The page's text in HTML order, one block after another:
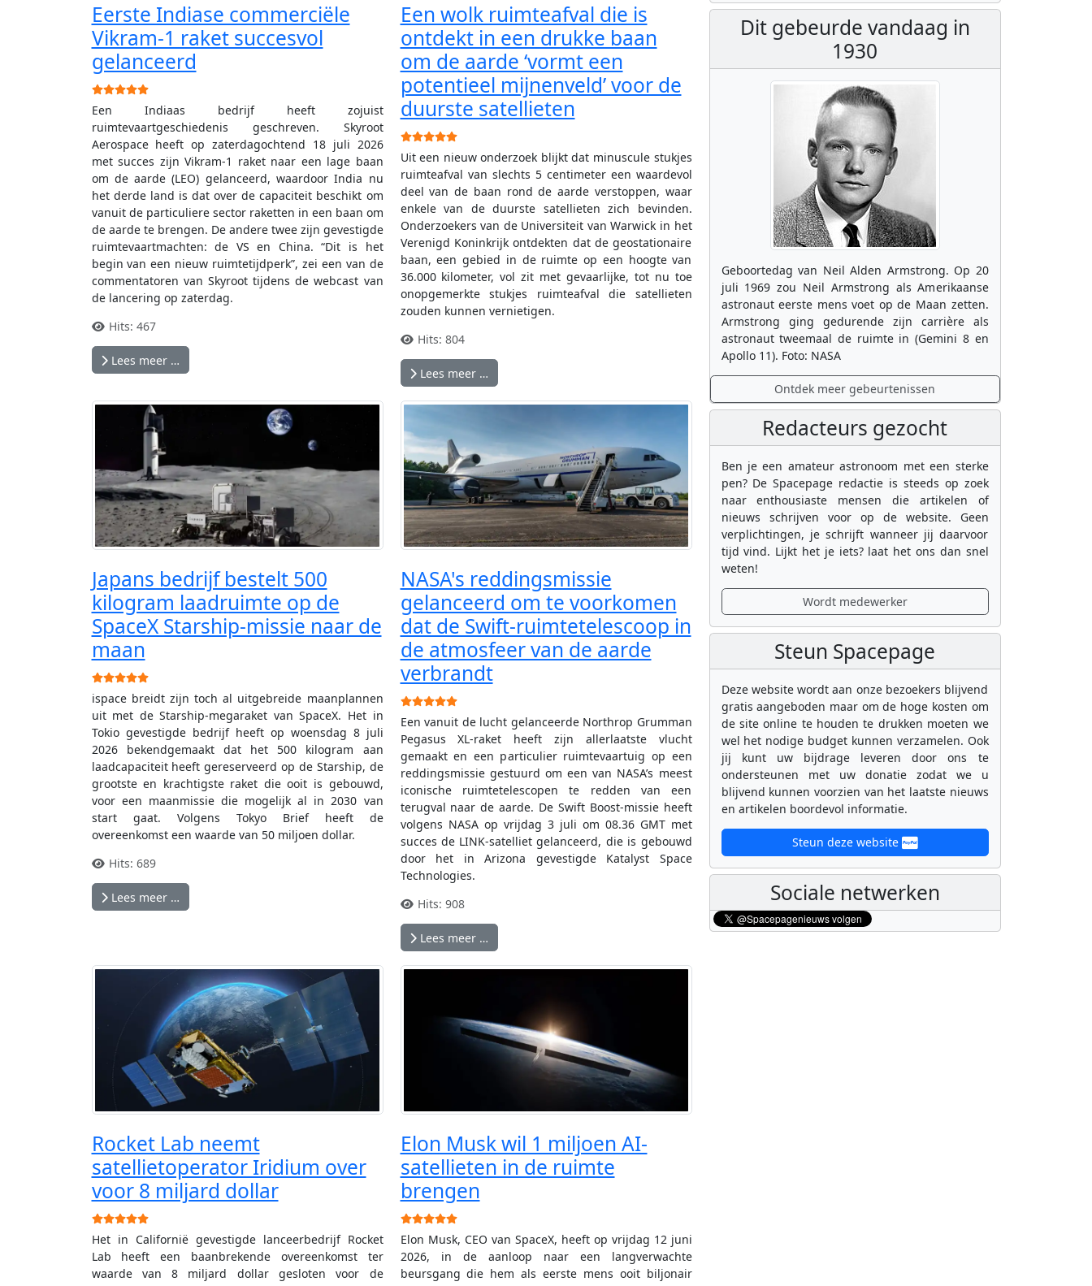
Eerste Indiase commerciële
Vikram-1 raket succesvol
gelanceerd
Gebruikerswaardering:
Een Indiaas bedrijf heeft zojuist
ruimtevaartgeschiedenis geschreven. Skyroot
Aerospace heeft op zaterdagochtend 18 juli 2026
met succes zijn Vikram-1 raket naar een lage baan
om de aarde (LEO) gelanceerd, waardoor India nu
het derde land is dat over de capaciteit beschikt om
vanuit de particuliere sector raketten in een baan om
de aarde te brengen. De andere twee zijn gevestigde
ruimtevaartmachten: de VS en China. “Dit is het
begin van een nieuw ruimtetijdperk”, zei een van de
commentatoren van Skyroot tijdens de webcast van
de lancering op zaterdag.
Hits: 467
Lees meer …
Een wolk ruimteafval die is
ontdekt in een drukke baan
om de aarde ‘vormt een
potentieel mijnenveld’ voor de
duurste satellieten
Gebruikerswaardering:
Uit een nieuw onderzoek blijkt dat minuscule stukjes
ruimteafval van slechts 5 centimeter een waardevol
deel van de baan rond de aarde verstoppen, waar
enkele van de duurste satellieten zich bevinden.
Onderzoekers van de Universiteit van Warwick in het
Verenigd Koninkrijk ontdekten dat de geostationaire
baan, een gebied in de ruimte op een hoogte van
36.000 kilometer, vol zit met gevaarlijke, tot nu toe
onopgemerkte stukjes ruimteafval die satellieten
zouden kunnen vernietigen.
Hits: 804
Lees meer …
Japans bedrijf bestelt 500
kilogram laadruimte op de
SpaceX Starship-missie naar de
maan
Gebruikerswaardering:
ispace breidt zijn toch al uitgebreide maanplannen
uit met de Starship-megaraket van SpaceX. Het in
Tokio gevestigde bedrijf heeft op woensdag 8 juli
2026 bekendgemaakt dat het 500 kilogram aan
laadcapaciteit heeft gereserveerd op de Starship, de
grootste en krachtigste raket die ooit is gebouwd,
voor een maanmissie die mogelijk al in 2030 van
start gaat. Volgens Tokyo Brief heeft de
overeenkomst een waarde van 50 miljoen dollar.
Hits: 689
Lees meer …
NASA's reddingsmissie
gelanceerd om te voorkomen
dat de Swift-ruimtetelescoop in
de atmosfeer van de aarde
verbrandt
Gebruikerswaardering:
Een vanuit de lucht gelanceerde Northrop Grumman
Pegasus XL-raket heeft zijn allerlaatste vlucht
gemaakt en een particulier ruimtevaartuig op een
reddingsmissie gestuurd om een van NASA’s meest
iconische ruimtetelescopen te redden van een
terugval naar de aarde. De Swift Boost-missie heeft
volgens NASA op vrijdag 3 juli om 08.36 GMT met
succes de LINK-satelliet gelanceerd, die is gebouwd
door het in Arizona gevestigde Katalyst Space
Technologies.
Hits: 908
Lees meer …
Rocket Lab neemt
satellietoperator Iridium over
voor 8 miljard dollar
Gebruikerswaardering:
Het in Californië gevestigde lanceerbedrijf Rocket
Lab heeft een baanbrekende overeenkomst ter
waarde van 8 miljard dollar gesloten voor de
Elon Musk wil 1 miljoen AI-
satellieten in de ruimte
brengen
Gebruikerswaardering:
Elon Musk, CEO van SpaceX, heeft op vrijdag 12 juni
2026, in de aanloop naar een langverwachte
beursgang die hem als eerste mens ooit biljonair
Dit gebeurde vandaag in
1930
Geboortedag van Neil Alden Armstrong. Op 20
juli 1969 zou Neil Armstrong als Amerikaanse
astronaut eerste mens voet op de Maan zetten.
Armstrong ging gedurende zijn carrière als
astronaut tweemaal de ruimte in (Gemini 8 en
Apollo 11). Foto: NASA
Ontdek meer gebeurtenissen
Redacteurs gezocht
Ben je een amateur astronoom met een sterke
pen? De Spacepage redactie is steeds op zoek
naar enthousiaste mensen die artikelen of
nieuws schrijven voor op de website. Geen
verplichtingen, je schrijft wanneer jij daarvoor
tijd vind. Lijkt het je iets? laat het ons dan snel
weten!
Wordt medewerker
Steun Spacepage
Deze website wordt aan onze bezoekers blijvend
gratis aangeboden maar om de hoge kosten om
de site online te houden te drukken moeten we
wel het nodige budget kunnen verzamelen. Ook
jij kunt uw bijdrage leveren door ons te
ondersteunen met uw donatie zodat we u
blijvend kunnen voorzien van het laatste nieuws
en artikelen boordevol informatie.
Steun deze website
Sociale netwerken